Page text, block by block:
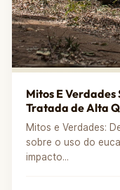
Mitos E
Tratada de Alta
Mitos e Verdades:
sobre o uso do
impacto...